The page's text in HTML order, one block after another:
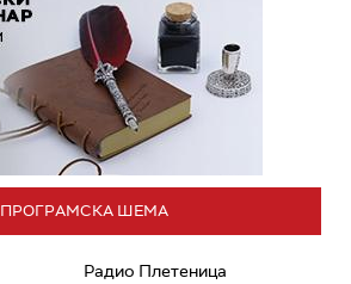
ПРОГРАМСКА ШЕМА
Радио Плетеница